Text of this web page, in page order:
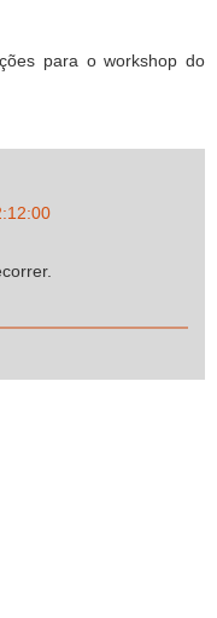
para o workshop do